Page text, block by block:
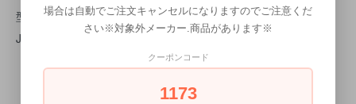
型番
JRL-BR2
場合は自動でご注文キャンセルになりますのでご注意くだ
さい※対象外メーカー.商品があります※
クーポンコード
1173